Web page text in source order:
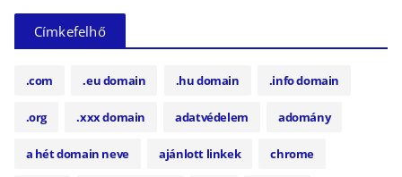
Címkefelhő
.com .eu domain .hu domain .info domain
.org .xxx domain adatvédelem adomány
a hét domain neve ajánlott linkek chrome